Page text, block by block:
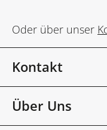
Oder über unser
Kontakt
Über Uns